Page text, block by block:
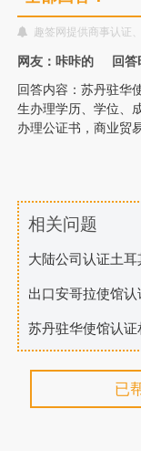
趣签网提供商事认证
网友：咔咔的 回答
回答内容：苏丹驻华
生办理学历、学位、
办理公证书，商业贸
相关问题
大陆公司认证土
出口安哥拉使馆认
苏丹驻华使馆认
已